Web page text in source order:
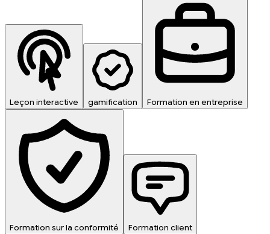
Leçon interactive gamification Formation en entreprise
Formation sur la conformité Formation client